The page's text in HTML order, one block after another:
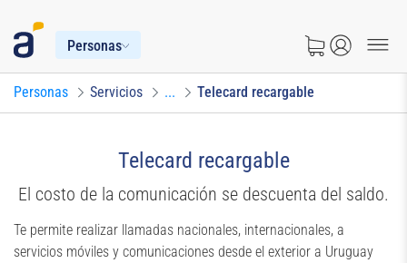
Personas
Personas Servicios ... Telecard recargable
Telecard recargable
El costo de la comunicación se descuenta del saldo.
Te permite realizar llamadas nacionales, internacionales, a
servicios móviles y comunicaciones desde el exterior a Uruguay